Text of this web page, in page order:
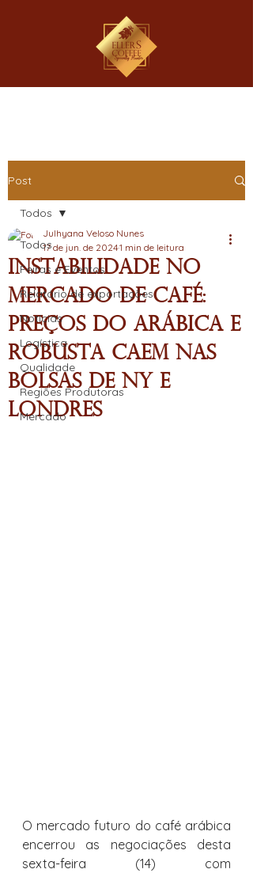
Post
Todos
Feiras e Eventos
Relatório de exportações
Notícias
Logística
Qualidade
Regiões Produtoras
Mercado
Todos
Instabilidade no
Mercado de Café:
Preços do Arábica e
Robusta Caem nas
Bolsas de NY e
Londres
Julhyana Veloso Nunes
17 de jun. de 20241 min de leitura
O mercado futuro do café arábica
encerrou as negociações desta
sexta-feira (14) com